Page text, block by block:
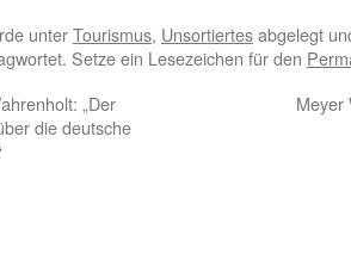
unterTourismus, Unsortiertesabgelegt
Setze ein Lesezeichen für den
„Der
die deutsche
Meyer